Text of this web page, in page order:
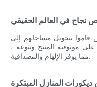
نجاح في العالم الحقيقي
قاموا بتحويل مساحاتهم إلى
موثوقية المنتج وتنوعه ،
مما يوفر الإلهام والمصداقية.
المنازل المبتكرة